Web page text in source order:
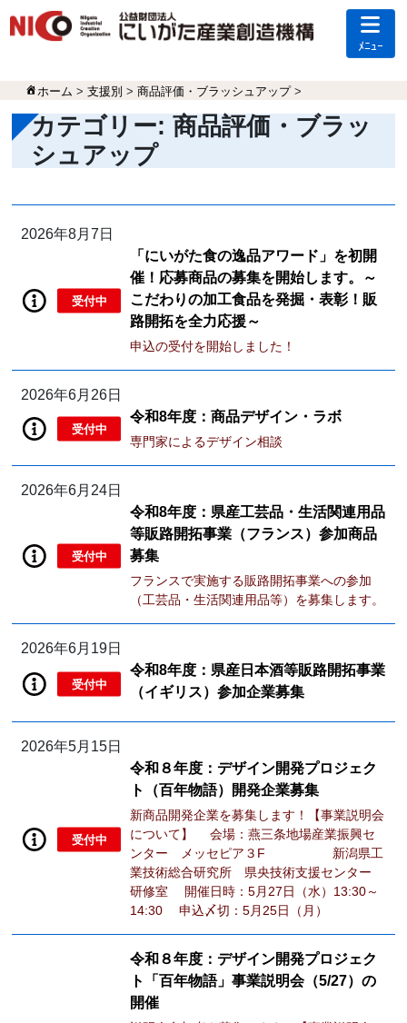
ﾒﾆｭｰ
ホーム >支援別 >商品評価・ブラッシュアップ>
カテゴリー:商品評価・ブラッ
シュアップ
2026年8月7日
受付中
「にいがた食の逸品アワード」を初開
催！応募商品の募集を開始します。～
こだわりの加工食品を発掘・表彰！販
路開拓を全力応援～
申込の受付を開始しました！
2026年6月26日
受付中
令和8年度：商品デザイン・ラボ
専門家によるデザイン相談
2026年6月24日
受付中
令和8年度：県産工芸品・生活関連用品
等販路開拓事業（フランス）参加商品
募集
フランスで実施する販路開拓事業への参加
（工芸品・生活関連用品等）を募集します。
2026年6月19日
受付中
令和8年度：県産日本酒等販路開拓事業
（イギリス）参加企業募集
2026年5月15日
受付中
令和８年度：デザイン開発プロジェク
ト（百年物語）開発企業募集
新商品開発企業を募集します！【事業説明会
について】 会場：燕三条地場産業振興セ
ンター メッセピア３F 新潟県工
業技術総合研究所 県央技術支援センター
研修室 開催日時：5月27日（水）13:30～
14:30 申込〆切：5月25日（月）
令和８年度：デザイン開発プロジェク
ト「百年物語」事業説明会（5/27）の
開催